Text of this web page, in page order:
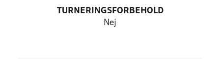
TURNERINGSFORBEHOLD
Nej